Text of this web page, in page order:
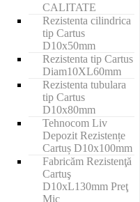
CALITATE
Rezistenta cilindrica
tip Cartus
D10x50mm
Rezistenta tip Cartus
Diam10XL60mm
Rezistenta tubulara
tip Cartus
D10x80mm
Tehnocom Liv
Depozit Rezistențe
Cartuș D10x100mm
Fabricăm Rezistenţă
Cartuş
D10xL130mm Preţ
Mic